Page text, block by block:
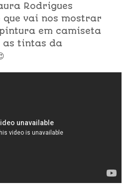
Rodrigues
que vai nos mostrar
em camiseta
as tintas da